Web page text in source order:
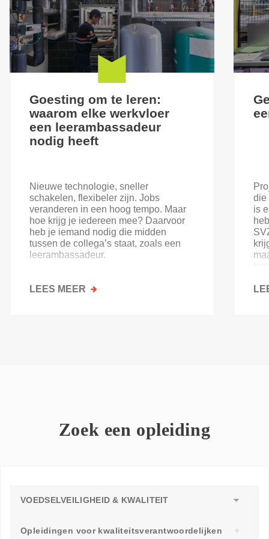
Goesting om te leren:
waarom elke werkvloer
een leerambassadeur
nodig heeft
Nieuwe technologie, sneller
schakelen, flexibeler zijn. Jobs
veranderen in een hoog tempo. Maar
hoe krijg je iedereen mee? Daarvoor
heb je iemand nodig die midden
tussen de collega’s staat, zoals een
leerambassadeur.
LEES MEER OVER
NODIG
die
is
Zoek een opleiding
VOEDSELVEILIGHEID & KWALITEIT
Opleidingen voor kwaliteitsverantwoordelijken